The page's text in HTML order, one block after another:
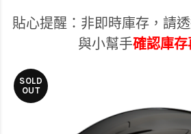
貼心提醒：非即時庫存， 請
與小幫手確認庫存
SOLD
OUT